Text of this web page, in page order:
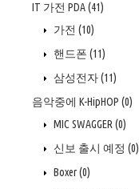
IT 가전 PDA(41)
가전 (10)
핸드폰 (11)
삼성전자(11)
음악중에 K-HipHOP (0)
MIC SWAGGER (0)
신보 출시 예정 (0)
Boxer(0)